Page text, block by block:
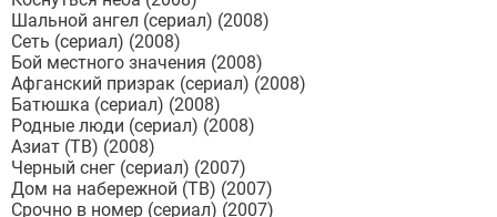
Шальной ангел (сериал) (2008)
Сеть (сериал) (2008)
Бой местного значения (2008)
Афганский призрак (сериал) (2008)
Батюшка (сериал) (2008)
Родные люди (сериал) (2008)
Азиат (ТВ) (2008)
Черный снег (сериал) (2007)
Дом на набережной (ТВ) (2007)
Срочно в номер (сериал) (2007)